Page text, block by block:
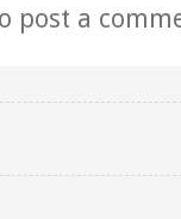
post a